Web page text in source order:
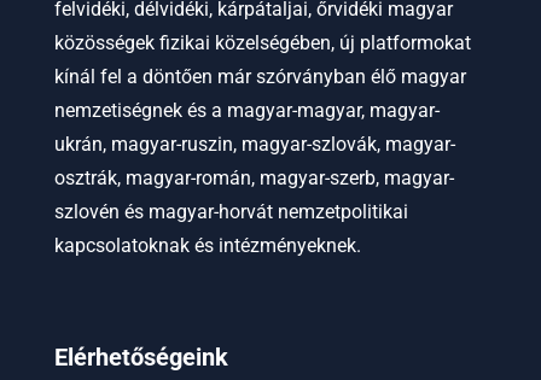
felvidéki, délvidéki, kárpátaljai, őrvidéki magyar
közösségek fizikai közelségében, új platformokat
kínál fel a döntően már szórványban élő magyar
nemzetiségnek és a magyar-magyar, magyar-
ukrán, magyar-ruszin, magyar-szlovák, magyar-
osztrák, magyar-román, magyar-szerb, magyar-
szlovén és magyar-horvát nemzetpolitikai
kapcsolatoknak és intézményeknek.
Elérhetőségeink